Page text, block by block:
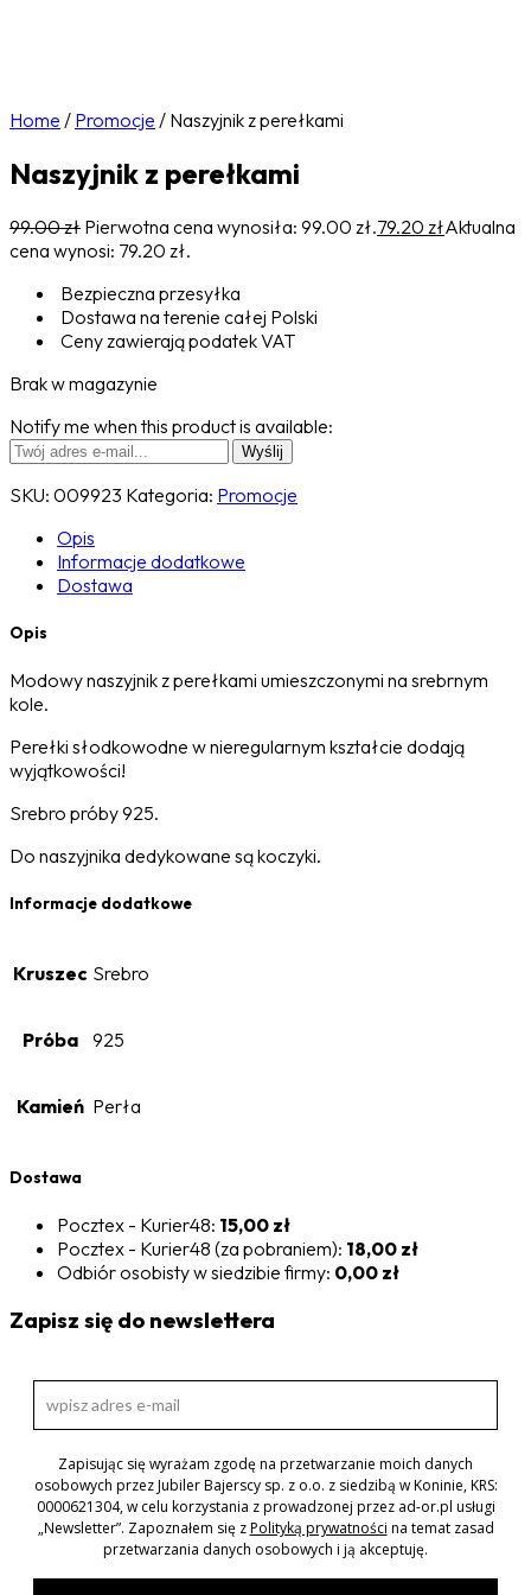
Home / Promocje / Naszyjnik z perełkami
Naszyjnik z perełkami
99.00zł Pierwotna cena wynosiła: 99.00 zł.79.20 złAktualna
cena wynosi: 79.20 zł.
Bezpieczna przesyłka
Dostawa na terenie całej Polski
Ceny zawierają podatek VAT
Brak w magazynie
Notify me when this product is available:
SKU: 009923 Kategoria: Promocje
Opis
Informacje dodatkowe
Dostawa
Opis
Modowy naszyjnik z perełkami umieszczonymi na srebrnym
kole.
Perełki słodkowodne w nieregularnym kształcie dodają
wyjątkowości!
Srebro próby 925.
Do naszyjnika dedykowane są koczyki.
Informacje dodatkowe
Kruszec Srebro
Próba 925
Kamień Perła
Dostawa
Pocztex - Kurier48: 15,00 zł
Pocztex - Kurier48 (za pobraniem): 18,00 zł
Odbiór osobisty w siedzibie firmy: 0,00 zł
Zapisz się do newslettera
Zapisując się wyrażam zgodę na przetwarzanie moich danych
osobowych przez Jubiler Bajerscy sp. z o.o. z siedzibą w Koninie, KRS:
0000621304, w celu korzystania z prowadzonej przez ad-or.pl usługi
„Newsletter”. Zapoznałem się zPolityką prywatności na temat zasad
przetwarzania danych osobowych i ją akceptuję.